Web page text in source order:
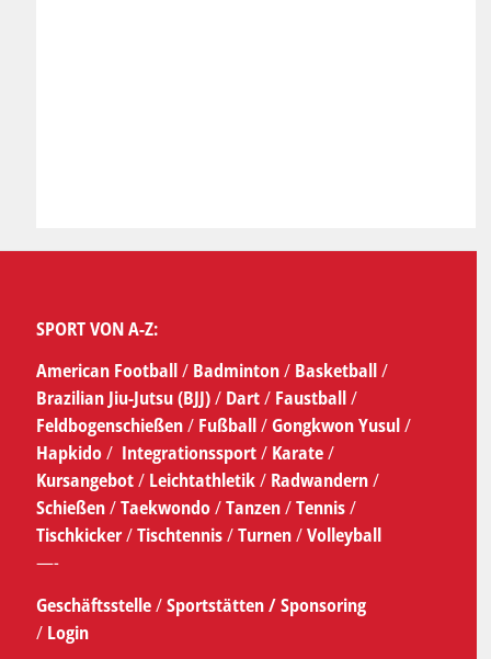
SPORT VON A-Z:
American Football/ Badminton/ Basketball/
Brazilian Jiu-Jutsu (BJJ)/ Dart/ Faustball/
Feldbogenschießen/ Fußball/Gongkwon Yusul/
Hapkido/ Integrationssport/ Karate/
Kursangebot/Leichtathletik/ Radwandern/
Schießen/Taekwondo/Tanzen/Tennis/
Tischkicker/Tischtennis/Turnen/Volleyball
—-
Geschäftsstelle/Sportstätten /Sponsoring
/ Login